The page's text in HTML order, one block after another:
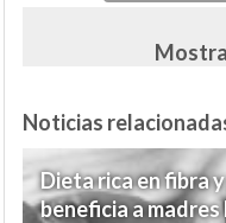
Noticias
Dieta rica en fibra
beneficia a